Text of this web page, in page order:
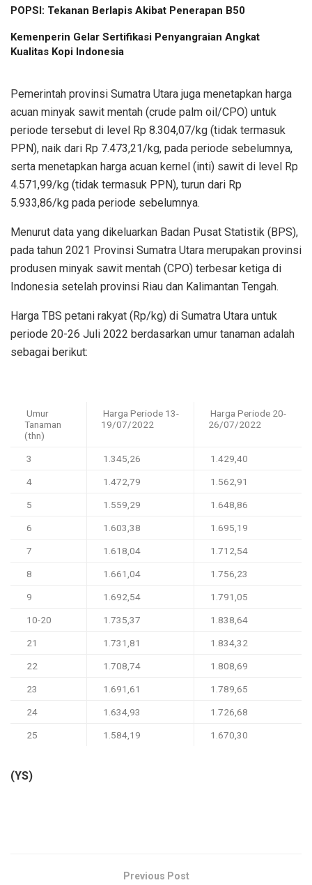
POPSI: Tekanan Berlapis Akibat Penerapan B50
Kemenperin Gelar Sertifikasi Penyangraian Angkat
Kualitas Kopi Indonesia
Pemerintah provinsi Sumatra Utara juga menetapkan harga
acuan minyak sawit mentah (crude palm oil/CPO) untuk
periode tersebut di level Rp 8.304,07/kg (tidak termasuk
PPN), naik dari Rp 7.473,21/kg, pada periode sebelumnya,
serta menetapkan harga acuan kernel (inti) sawit di level Rp
4.571,99/kg (tidak termasuk PPN), turun dari Rp
5.933,86/kg pada periode sebelumnya.
Menurut data yang dikeluarkan Badan Pusat Statistik (BPS),
pada tahun 2021 Provinsi Sumatra Utara merupakan provinsi
produsen minyak sawit mentah (CPO) terbesar ketiga di
Indonesia setelah provinsi Riau dan Kalimantan Tengah.
Harga TBS petani rakyat (Rp/kg) di Sumatra Utara untuk
periode 20-26 Juli 2022 berdasarkan umur tanaman adalah
sebagai berikut:
Umur
Tanaman
(thn)
Harga Periode 13-
19/07/2022
Harga Periode 20-
26/07/2022
3 1.345,26 1.429,40
4 1.472,79 1.562,91
5 1.559,29 1.648,86
6 1.603,38 1.695,19
7 1.618,04 1.712,54
8 1.661,04 1.756,23
9 1.692,54 1.791,05
10-20 1.735,37 1.838,64
21 1.731,81 1.834,32
22 1.708,74 1.808,69
23 1.691,61 1.789,65
24 1.634,93 1.726,68
25 1.584,19 1.670,30
(YS)
Previous Post